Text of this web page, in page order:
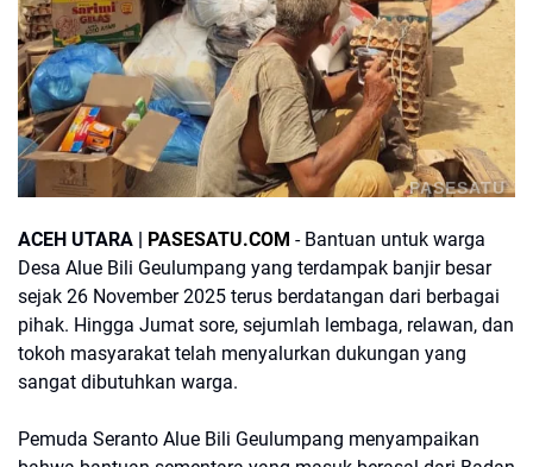
PASESATU
ACEH UTARA | PASESATU.COM - Bantuan untuk warga
Desa Alue Bili Geulumpang yang terdampak banjir besar
sejak 26 November 2025 terus berdatangan dari berbagai
pihak. Hingga Jumat sore, sejumlah lembaga, relawan, dan
tokoh masyarakat telah menyalurkan dukungan yang
sangat dibutuhkan warga.
Pemuda Seranto Alue Bili Geulumpang menyampaikan